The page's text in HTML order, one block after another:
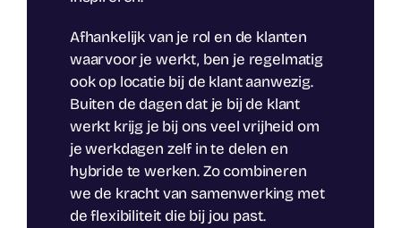
Afhankelijk van je rol en de klanten
waarvoor je werkt, ben je regelmatig
ook op locatie bij de klant aanwezig.
Buiten de dagen dat je bij de klant
werkt krijg je bij ons veel vrijheid om
je werkdagen zelf in te delen en
hybride te werken. Zo combineren
we de kracht van samenwerking met
de flexibiliteit die bij jou past.